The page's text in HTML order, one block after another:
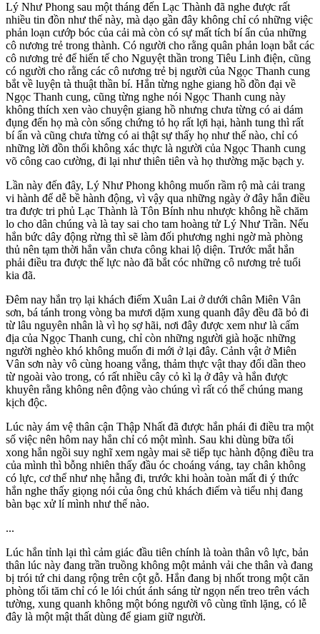
Lý Như Phong sau một tháng đến Lạc Thành đã nghe được rất
nhiều tin đồn như thế này, mà dạo gần đây không chỉ có những việc
phản loạn cướp bóc của cải mà còn có sự mất tích bí ẩn của những
cô nương trẻ trong thành. Có người cho rằng quân phản loạn bắt các
cô nương trẻ để hiến tế cho Nguyệt thần trong Tiêu Linh điện, cũng
có người cho rằng các cô nương trẻ bị người của Ngọc Thanh cung
bắt về luyện tà thuật thần bí. Hắn từng nghe giang hồ đồn đại về
Ngọc Thanh cung, cũng từng nghe nói Ngọc Thanh cung này
không thích xen vào chuyện giang hồ nhưng chưa từng có ai dám
đụng đến họ mà còn sống chứng tỏ họ rất lợi hại, hành tung thì rất
bí ẩn và cũng chưa từng có ai thật sự thấy họ như thế nào, chỉ có
những lời đồn thổi không xác thực là người của Ngọc Thanh cung
võ công cao cường, đi lại như thiên tiên và họ thường mặc bạch y.
Lần này đến đây, Lý Như Phong không muốn rầm rộ mà cải trang
vi hành để dễ bề hành động, vì vậy qua những ngày ở đây hắn điều
tra được tri phủ Lạc Thành là Tôn Bính nhu nhược không hề chăm
lo cho dân chúng và là tay sai cho tam hoàng tử Lý Như Trần. Nếu
hắn bức dây động rừng thì sẽ làm đối phương nghi ngờ mà phòng
thủ nên tạm thời hắn vẫn chưa công khai lộ diện. Trước mắt hắn
phải điều tra được thế lực nào đã bắt cóc những cô nương trẻ tuổi
kia đã.
Đêm nay hắn trọ lại khách điếm Xuân Lai ở dưới chân Miên Vân
sơn, bá tánh trong vòng ba mươi dặm xung quanh đây đều đã bỏ đi
từ lâu nguyên nhân là vì họ sợ hãi, nơi đây được xem như là cấm
địa của Ngọc Thanh cung, chỉ còn những người già hoặc những
người nghèo khó không muốn đi mới ở lại đây. Cảnh vật ở Miên
Vân sơn này vô cùng hoang vắng, thảm thực vật thay đổi dần theo
từ ngoài vào trong, có rất nhiều cây cỏ kì lạ ở đây và hắn được
khuyên rằng không nên động vào chúng vì rất có thể chúng mang
kịch độc.
Lúc này ám vệ thân cận Thập Nhất đã được hắn phái đi điều tra một
số việc nên hôm nay hắn chỉ có một mình. Sau khi dùng bữa tối
xong hắn ngồi suy nghĩ xem ngày mai sẽ tiếp tục hành động điều tra
của mình thì bỗng nhiên thấy đầu óc choáng váng, tay chân không
có lực, c‌ơ th‌ể như nhẹ hẫng đi, trước khi hoàn toàn mất đi ý thức
hắn nghe thấy giọng nói của ông chủ khách điếm và tiểu nhị đang
bàn bạc xử lí mình như thế nào.
...
Lúc hắn tỉnh lại thì cảm giác đầu tiên chính là toàn thân vô lực, bản
thân lúc này đang trầ‌ּn tru‌ּồng không một mảnh vải che thân và đang
bị trói tứ chi dang rộng trên cột gỗ. Hắn đang bị nhốt trong một căn
phòng tối tăm chỉ có le lói chút ánh sáng từ ngọn nến treo trên vách
tường, xung quanh không một bóng người vô cùng tĩnh lặng, có lễ
đây là một mật thất dùng để giam giữ người.